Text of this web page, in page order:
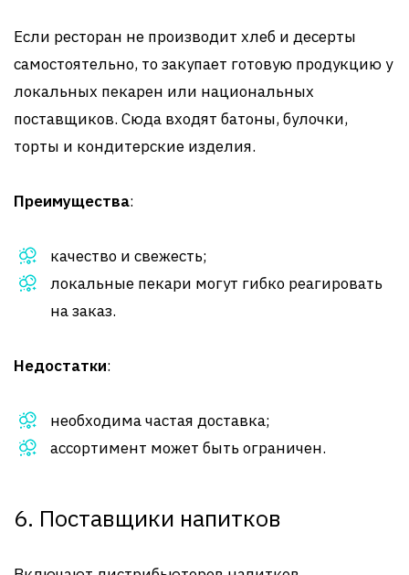
Если ресторан не производит хлеб и десерты
самостоятельно, то закупает готовую продукцию у
локальных пекарен или национальных
поставщиков. Сюда входят батоны, булочки,
торты и кондитерские изделия.
Преимущества:
качество и свежесть;
локальные пекари могут гибко реагировать
на заказ.
Недостатки:
необходима частая доставка;
ассортимент может быть ограничен.
6. Поставщики напитков